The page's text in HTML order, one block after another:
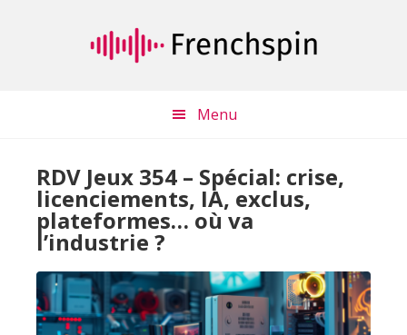
Menu
RDV Jeux 354 – Spécial: crise,
licenciements, IA, exclus,
plateformes… où va
l’industrie ?